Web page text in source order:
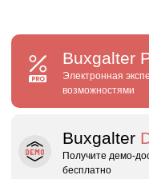
Buxgalter
Электронная
возможностями
Buxgalter
Получите
бесплатно